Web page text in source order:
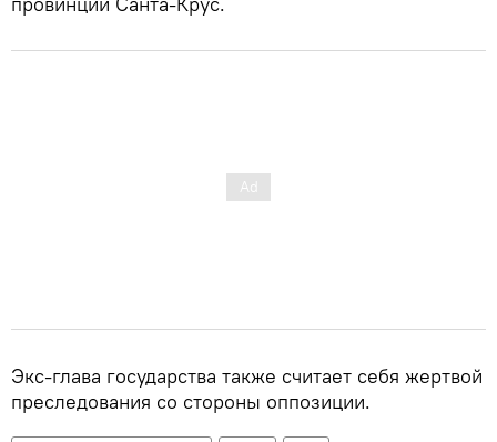
Экс-глава государства также считает себя жертвой
преследования со стороны оппозиции.